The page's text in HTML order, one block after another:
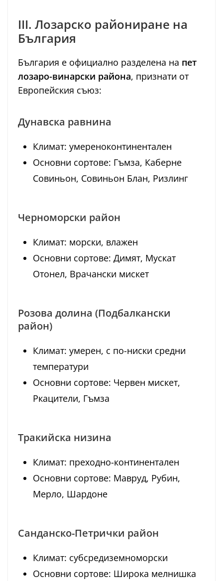
III. Лозарско райониране на
България
България е официално разделена на пет
лозаро-винарски района, признати от
Европейския съюз:
Дунавска равнина
Климат: умереноконтинентален
Основни сортове: Гъмза, Каберне
Совиньон, Совиньон Блан, Ризлинг
Черноморски район
Климат: морски, влажен
Основни сортове: Димят, Мускат
Отонел, Врачански мискет
Розова долина (Подбалкански
район)
Климат: умерен, с по-ниски средни
температури
Основни сортове: Червен мискет,
Ркацители, Гъмза
Тракийска низина
Климат: преходно-континентален
Основни сортове: Мавруд, Рубин,
Мерло, Шардоне
Санданско-Петрички район
Климат: субсредиземноморски
Основни сортове: Широка мелнишка